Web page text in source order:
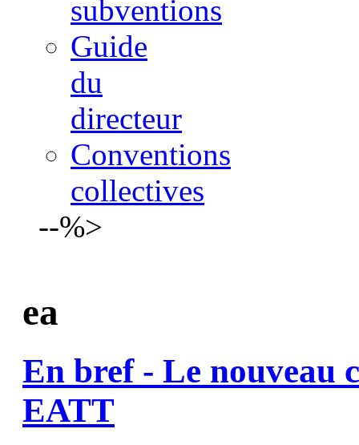
subventions
Guide
du
directeur
Conventions
collectives
--%>
ea
En bref - Le nouveau
EATT